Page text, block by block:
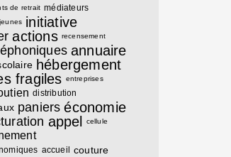
de retrait médiateurs
jeunes initiative
actions recensement
annuaire
hébergement
fragiles entreprises
distribution
paniers économie
appel cellule
accueil
couture